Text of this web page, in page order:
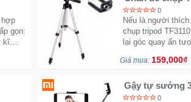
hợp
gọn:
kĩ
0
Nếu là người
chụp tripod
lại góc quay ấn
Giá mua: 159,000₫
Gậy tự sướng
chính hãng
0